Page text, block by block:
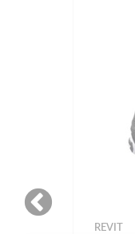
REVIT